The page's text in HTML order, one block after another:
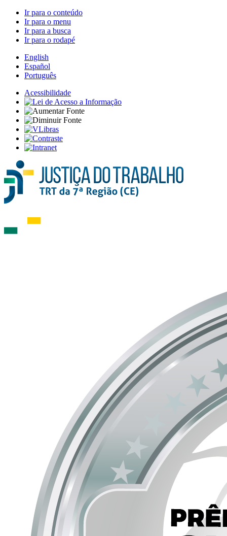
Ir para o conteúdo
Ir para o menu
Ir para a busca
Ir para o rodapé
English
Español
Português
Acessibilidade